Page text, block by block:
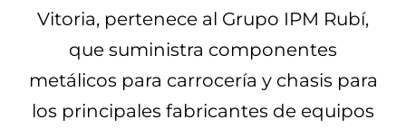
Vitoria, pertenece al Grupo IPM Rubí,
que suministra componentes
metálicos para carrocería y chasis para
los principales fabricantes de equipos